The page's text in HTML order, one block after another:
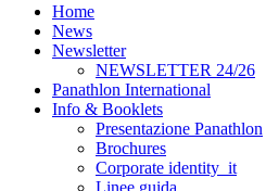
Home
News
Newsletter
NEWSLETTER 24/26
Panathlon International
Info & Booklets
Presentazione Panathlon
Brochures
Corporate identity_it
Linee guida